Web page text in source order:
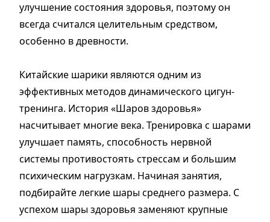
улучшение состояния здоровья, поэтому он
всегда считался целительным средством,
особенно в древности.
Китайские шарики являются одним из
эффективных методов динамического цигун-
тренинга. История «Шаров здоровья»
насчитывает многие века. Тренировка с шарами
улучшает память, способность нервной
системы противостоять стрессам и большим
психическим нагрузкам. Начиная занятия,
подбирайте легкие шары среднего размера. С
успехом шары здоровья заменяют крупные